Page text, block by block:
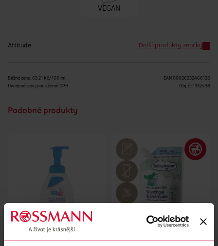
VEGAN
Attitude Další produkty značky
Běžná cena: 63.21 Kč/100 ml
Uvedené ceny jsou včetně DPH
EAN 00626232466126
Obj. č.: 1332438
Podobné produkty
Mycí pěna na obličej a tělo
Mycí gel a šampon Extra